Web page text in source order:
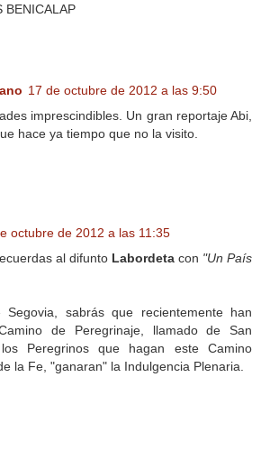
BENICALAP
17 de octubre de 2012 a las 9:50
imprescindibles. Un gran reportaje Abi,
hace ya tiempo que no la visito.
octubre de 2012 a las 11:35
al difunto Labordeta con "Un País
sabrás que recientemente han
de Peregrinaje, llamado de San
Peregrinos que hagan este Camino
la Fe, "ganaran" la Indulgencia Plenaria.